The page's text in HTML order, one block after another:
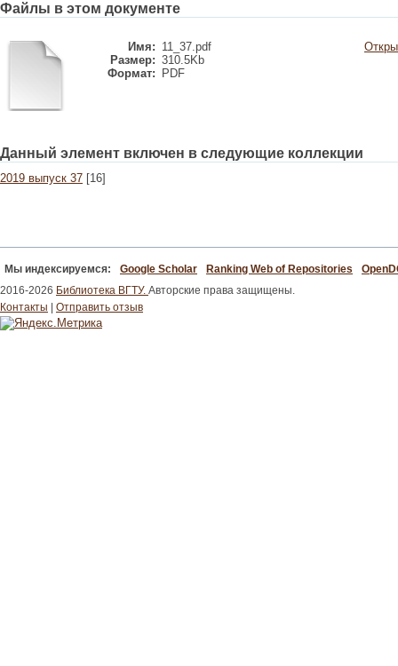
Файлы в этом документе
Имя: 11_37.pdf
Размер: 310.5Kb
Формат:
PDF
Данный элемент включен в следующие коллекции
2019 выпуск 37 [16]
Мы индексируемся: Google Scholar Ranking Web of Repositories
2016-2026 Библиотека ВГТУ. Авторские права защищены.
Контакты
Отправить отзыв